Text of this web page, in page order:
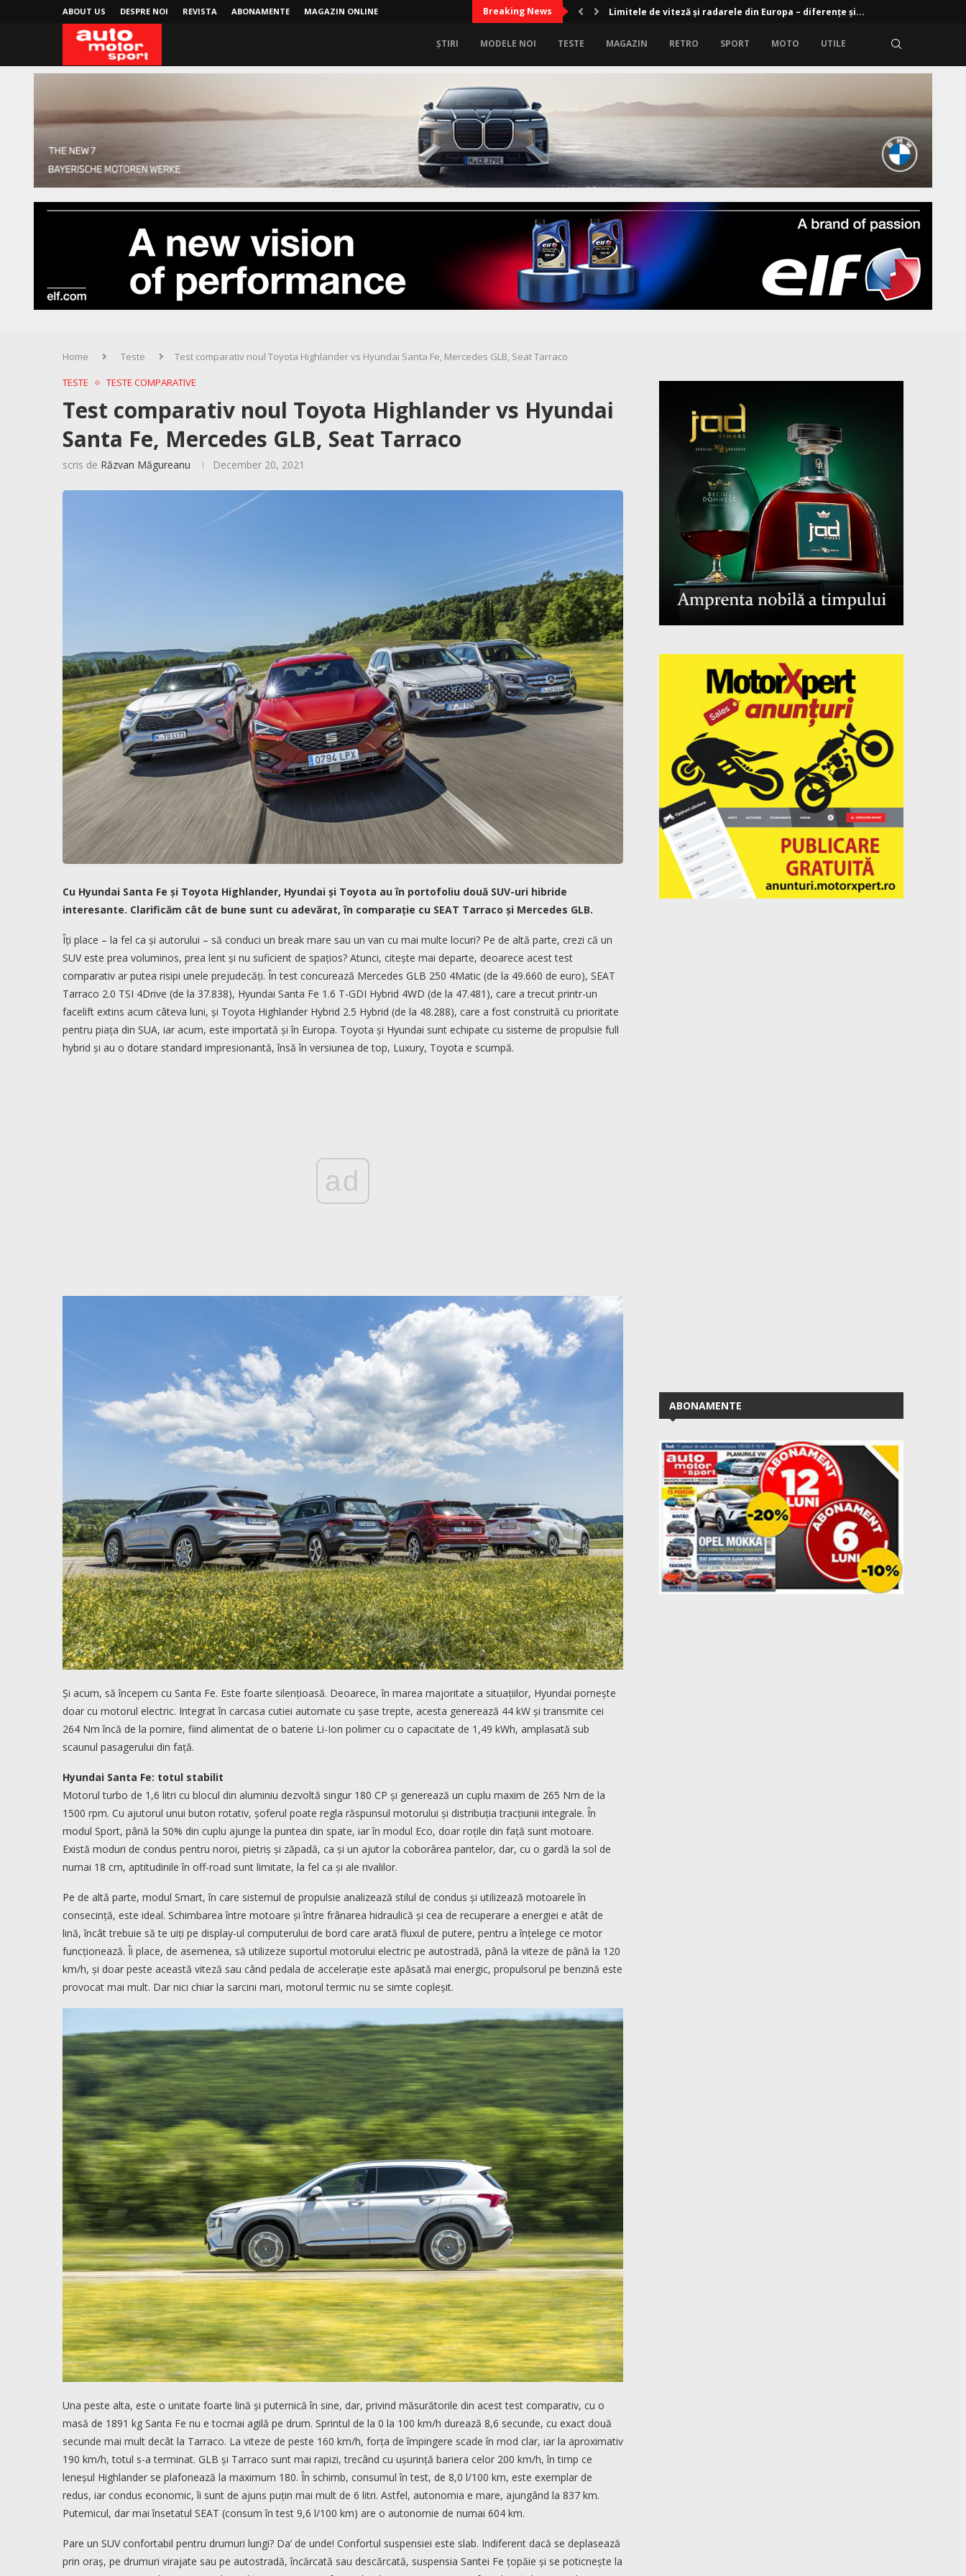
ABOUT US DESPRE NOI REVISTA ABONAMENTE MAGAZIN ONLINE Breaking News Limitele de viteză și radarele din Europa – diferențe și...
ȘTIRI MODELE NOI TESTE MAGAZIN RETRO SPORT MOTO UTILE
Home Teste
Test comparativ noul Toyota Highlander vs Hyundai Santa Fe, Mercedes GLB, Seat Tarraco
TESTE
TESTE COMPARATIVE
Test comparativ noul Toyota Highlander vs Hyundai
Santa Fe, Mercedes GLB, Seat Tarraco
scris de Răzvan Măgureanu December 20, 2021
Cu Hyundai Santa Fe și Toyota Highlander, Hyundai și Toyota au în portofoliu două SUV-uri hibride
interesante. Clarificăm cât de bune sunt cu adevărat, în comparație cu SEAT Tarraco și Mercedes GLB.
Îți place – la fel ca și autorului – să conduci un break mare sau un van cu mai multe locuri? Pe de altă parte, crezi că un
SUV este prea voluminos, prea lent și nu suficient de spațios? Atunci, citește mai departe, deoarece acest test
comparativ ar putea risipi unele prejudecăți. În test concurează Mercedes GLB 250 4Matic (de la 49.660 de euro), SEAT
Tarraco 2.0 TSI 4Drive (de la 37.838), Hyundai Santa Fe 1.6 T-GDI Hybrid 4WD (de la 47.481), care a trecut printr-un
facelift extins acum câteva luni, și Toyota Highlander Hybrid 2.5 Hybrid (de la 48.288), care a fost construită cu prioritate
pentru piața din SUA, iar acum, este importată și în Europa. Toyota și Hyundai sunt echipate cu sisteme de propulsie full
hybrid și au o dotare standard impresionantă, însă în versiunea de top, Luxury, Toyota e scumpă.
ad
Și acum, să începem cu Santa Fe. Este foarte silențioasă. Deoarece, în marea majoritate a situațiilor, Hyundai pornește
doar cu motorul electric. Integrat în carcasa cutiei automate cu șase trepte, acesta generează 44 kW și transmite cei
264 Nm încă de la pornire, fiind alimentat de o baterie Li-Ion polimer cu o capacitate de 1,49 kWh, amplasată sub
scaunul pasagerului din față.
Hyundai Santa Fe: totul stabilit
Motorul turbo de 1,6 litri cu blocul din aluminiu dezvoltă singur 180 CP și generează un cuplu maxim de 265 Nm de la
1500 rpm. Cu ajutorul unui buton rotativ, șoferul poate regla răspunsul motorului și distribuția tracțiunii integrale. În
modul Sport, până la 50% din cuplu ajunge la puntea din spate, iar în modul Eco, doar roțile din față sunt motoare.
Există moduri de condus pentru noroi, pietriș și zăpadă, ca și un ajutor la coborârea pantelor, dar, cu o gardă la sol de
numai 18 cm, aptitudinile în off-road sunt limitate, la fel ca și ale rivalilor.
Pe de altă parte, modul Smart, în care sistemul de propulsie analizează stilul de condus și utilizează motoarele în
consecință, este ideal. Schimbarea între motoare și între frânarea hidraulică și cea de recuperare a energiei e atât de
lină, încât trebuie să te uiți pe display-ul computerului de bord care arată fluxul de putere, pentru a înțelege ce motor
funcționează. Îi place, de asemenea, să utilizeze suportul motorului electric pe autostradă, până la viteze de până la 120
km/h, și doar peste această viteză sau când pedala de accelerație este apăsată mai energic, propulsorul pe benzină este
provocat mai mult. Dar nici chiar la sarcini mari, motorul termic nu se simte copleșit.
Una peste alta, este o unitate foarte lină și puternică în sine, dar, privind măsurătorile din acest test comparativ, cu o
masă de 1891 kg Santa Fe nu e tocmai agilă pe drum. Sprintul de la 0 la 100 km/h durează 8,6 secunde, cu exact două
secunde mai mult decât la Tarraco. La viteze de peste 160 km/h, forța de împingere scade în mod clar, iar la aproximativ
190 km/h, totul s-a terminat. GLB și Tarraco sunt mai rapizi, trecând cu ușurință bariera celor 200 km/h, în timp ce
leneșul Highlander se plafonează la maximum 180. În schimb, consumul în test, de 8,0 l/100 km, este exemplar de
redus, iar condus economic, îi sunt de ajuns puțin mai mult de 6 litri. Astfel, autonomia e mare, ajungând la 837 km.
Puternicul, dar mai însetatul SEAT (consum în test 9,6 l/100 km) are o autonomie de numai 604 km.
Pare un SUV confortabil pentru drumuri lungi? Da’ de unde! Confortul suspensiei este slab. Indiferent dacă se deplasează
prin oraș, pe drumuri virajate sau pe autostradă, încărcată sau descărcată, suspensia Santei Fe țopăie și se poticnește la
ABONAMENTE